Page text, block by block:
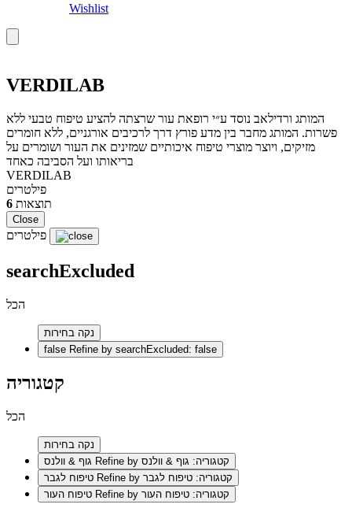
Wishlist
VERDILAB
המותג ורדילאב נוסד ע״י רופאת עור שרצתה להציע טיפוח טבעי ללא
פשרות. המותג מחבר בין מדע פורץ דרך לרכיבים אורגניים, ללא חומרים
מזיקים, ויוצר מוצרי טיפוח איכותיים שמזינים את העור ושומרים על
בריאותו ועל הסביבה כאחד
VERDILAB
פילטרים
6 תוצאות
Close
searchExcluded
הכל
נקה בחירות
false Refine by searchExcluded: false
קטגוריה
הכל
נקה בחירות
Refine by קטגוריה: גוף & וולנס
Refine by קטגוריה: טיפוח לגבר
Refine by קטגוריה: טיפוח העור